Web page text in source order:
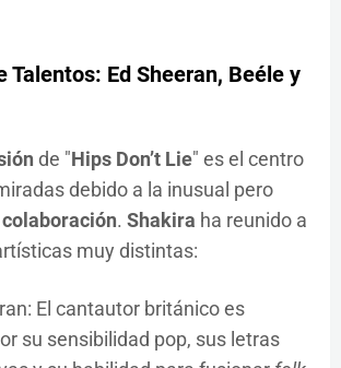
Talentos: Ed Sheeran, Beéle y
de "Hips Don’t Lie" es el centro
debido a la inusual pero
colaboración. Shakira ha reunido a
muy distintas:
El cantautor británico es
su sensibilidad pop, sus letras